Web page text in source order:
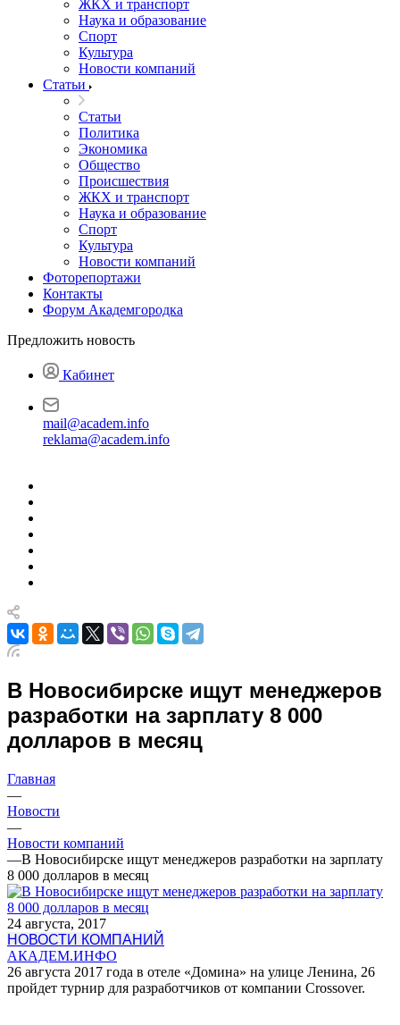
ЖКХ и транспорт
Наука и образование
Спорт
Культура
Новости компаний
Статьи
Статьи
Политика
Экономика
Общество
Происшествия
ЖКХ и транспорт
Наука и образование
Спорт
Культура
Новости компаний
Фоторепортажи
Контакты
Форум Академгородка
Предложить новость
Кабинет
mail@academ.info
reklama@academ.info
В Новосибирске ищут менеджеров
разработки на зарплату 8 000
долларов в месяц
Главная
—
Новости
—
Новости компаний
—В Новосибирске ищут менеджеров разработки на зарплату
8 000 долларов в месяц
24 августа, 2017
НОВОСТИ КОМПАНИЙ
АКАДЕМ.ИНФО
26 августа 2017 года в отеле «Домина» на улице Ленина, 26
пройдет турнир для разработчиков от компании Crossover.